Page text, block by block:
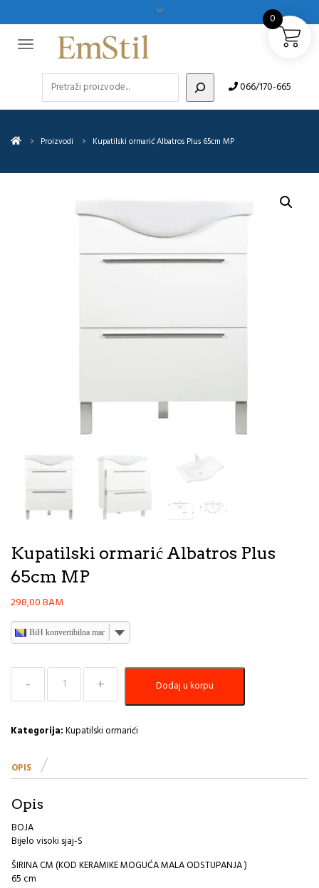
066/170-665
Proizvodi Kupatilski ormarić Albatros Plus 65cm MP
Kupatilski ormarić Albatros Plus
65cm MP
298,00BAM
BiH konvertibilna marka
Kupatilski
ormarić
Albatros
65cm
količina
Dodaj u korpu
Kategorija:Kupatilski ormarići
OPIS
Opis
BOJA
Bijelo visoki sjaj-S
ŠIRINA CM (KOD KERAMIKE MOGUĆA MALA ODSTUPANJA )
65 cm
0